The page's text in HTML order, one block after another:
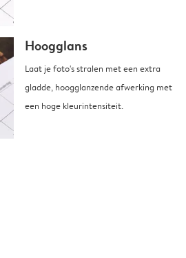
Hoogglans
Laat je foto's stralen met een extra
gladde, hoogglanzende afwerking met
een hoge kleurintensiteit.